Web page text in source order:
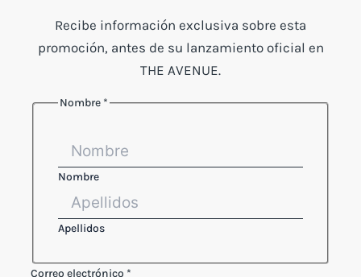
Recibe información exclusiva sobre esta
promoción, antes de su lanzamiento oficial en
THE AVENUE.
Nombre *
Nombre
Apellidos
electrónico
Correo electrónico *